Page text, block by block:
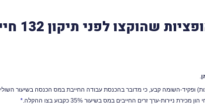
לפני תיקון 132 חייב במס שולי
ופקיד-השומה קבע, כי מדובר בהכנסת עבודה החייבת במס הכנסה בשיעור השולי.
ערך זרים החייבים במס בשיעור 35% כקבוע בצו ההקלה.
*